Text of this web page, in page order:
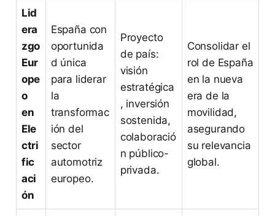
Lid
era
zgo
Eur
ope
o
en
Ele
ctri
fic
aci
ón
España con
oportunida
d única
para liderar
la
transformac
ión del
sector
automotriz
europeo.
Proyecto
de país:
visión
estratégica
, inversión
sostenida,
colaboració
n público-
privada.
Consolidar el
rol de España
en la nueva
era de la
movilidad,
asegurando
su relevancia
global.